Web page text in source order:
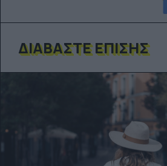
ΔΙΑΒΆΣΤΕ ΕΠΊΣΗΣ